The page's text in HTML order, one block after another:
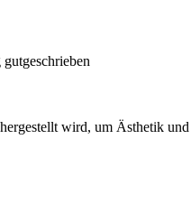
wird, um Ästhetik